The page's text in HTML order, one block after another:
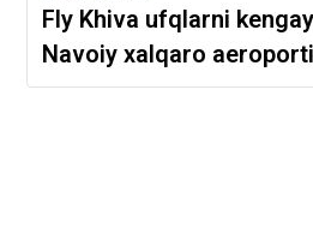
Fly Khiva ufqlarni
Navoiy xalqaro
shartnoma imzolandi